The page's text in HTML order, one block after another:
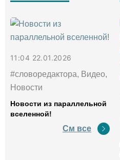
11:04 22.01.2026
#словоредактора, Видео,
Новости
Новости из параллельной
вселенной!
См все